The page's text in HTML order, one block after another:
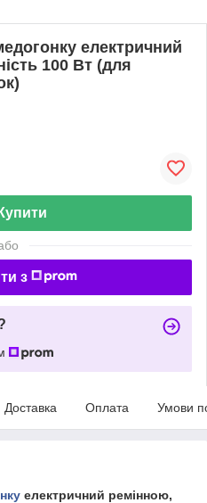
електричний
100 Вт (для
Купити
з
Доставка Оплата Умови
електричний ремінною,